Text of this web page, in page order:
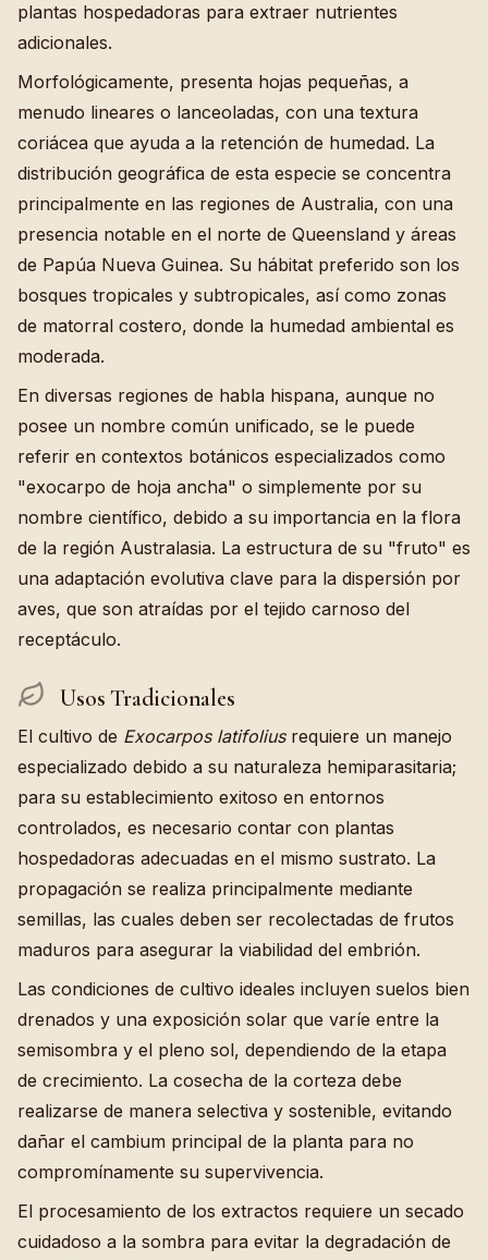
plantas hospedadoras para extraer nutrientes
adicionales.
Morfológicamente, presenta hojas pequeñas, a
menudo lineares o lanceoladas, con una textura
coriácea que ayuda a la retención de humedad. La
distribución geográfica de esta especie se concentra
principalmente en las regiones de Australia, con una
presencia notable en el norte de Queensland y áreas
de Papúa Nueva Guinea. Su hábitat preferido son los
bosques tropicales y subtropicales, así como zonas
de matorral costero, donde la humedad ambiental es
moderada.
En diversas regiones de habla hispana, aunque no
posee un nombre común unificado, se le puede
referir en contextos botánicos especializados como
"exocarpo de hoja ancha" o simplemente por su
nombre científico, debido a su importancia en la flora
de la región Australasia. La estructura de su "fruto" es
una adaptación evolutiva clave para la dispersión por
aves, que son atraídas por el tejido carnoso del
receptáculo.
Usos Tradicionales
El cultivo de Exocarpos latifoliusrequiere un manejo
especializado debido a su naturaleza hemiparasitaria;
para su establecimiento exitoso en entornos
controlados, es necesario contar con plantas
hospedadoras adecuadas en el mismo sustrato. La
propagación se realiza principalmente mediante
semillas, las cuales deben ser recolectadas de frutos
maduros para asegurar la viabilidad del embrión.
Las condiciones de cultivo ideales incluyen suelos bien
drenados y una exposición solar que varíe entre la
semisombra y el pleno sol, dependiendo de la etapa
de crecimiento. La cosecha de la corteza debe
realizarse de manera selectiva y sostenible, evitando
dañar el cambium principal de la planta para no
compromínamente su supervivencia.
El procesamiento de los extractos requiere un secado
cuidadoso a la sombra para evitar la degradación de